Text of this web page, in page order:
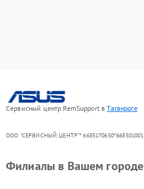
Сервисный центр RemSupport вТаганроге
ООО "СЕРВИСНЫЙ ЦЕНТР"* 6685170650*668501001
Филиалы в Вашем городе